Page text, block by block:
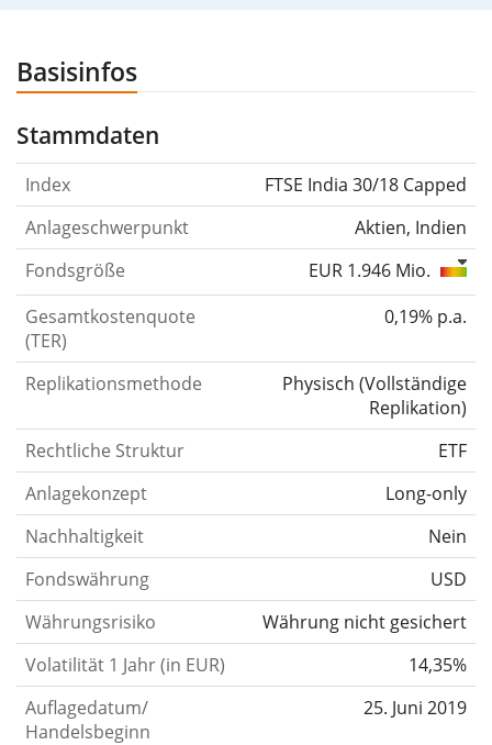
Basisinfos
Stammdaten
Index
FTSE India 30/18 Capped
Anlageschwerpunkt
Aktien, Indien
Fondsgröße
EUR 1.946 Mio.
Gesamtkostenquote
(TER)
0,19% p.a.
Replikationsmethode Physisch (Vollständige
Replikation)
Rechtliche Struktur
ETF
Anlagekonzept
Long-only
Nachhaltigkeit
Nein
Fondswährung
USD
Währungsrisiko
Währung nicht gesichert
Volatilität 1 Jahr (in EUR)
14,35%
Auflagedatum/
Handelsbeginn
25. Juni 2019